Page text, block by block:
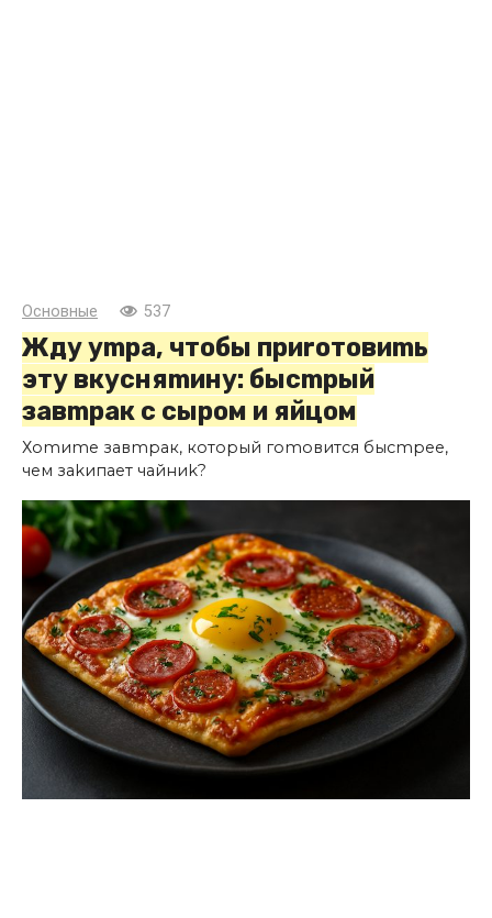
Основные 537
Жду уmра, чтобы приrотовиmь
эту вкусняmину: бысmрый
завmрак с сыром и яйцом
Хоmиmе завmрак, который гоmовится бысmрее,
чем заkипает чайниk?